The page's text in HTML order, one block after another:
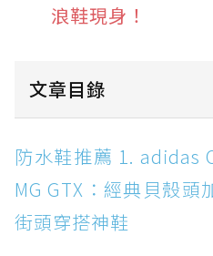
浪鞋現身！
文章目錄
防水鞋推薦 1.
MG GTX：經典貝殼頭
頭穿搭神鞋
防水鞋推薦 2. New
防水鞋推薦 1. adidas
MG GTX：經典貝殼頭
街頭穿搭神鞋